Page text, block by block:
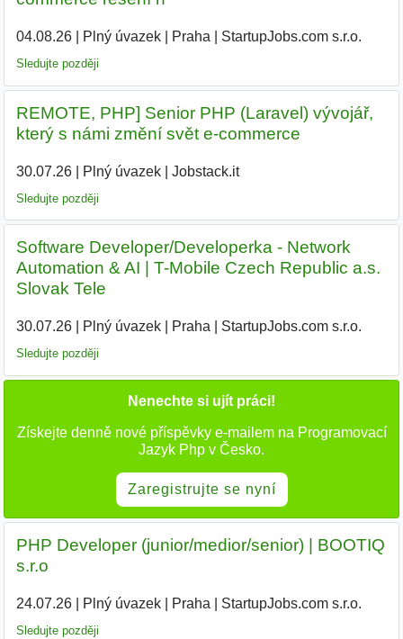
04.08.26| Plný úvazek| Praha StartupJobs.com s.r.o.
Sledujte později
REMOTE, PHP] Senior PHP (Laravel) vývojář,
který s námi změní svět e-commerce
30.07.26| Plný úvazek| Jobstack.it|
Sledujte později
Software Developer/Developerka - Network
Automation & AI | T-Mobile Czech Republic a.s.
Slovak Tele
30.07.26| Plný úvazek| Praha StartupJobs.com s.r.o.
Sledujte později
Nenechte si ujít práci!
Získejte denně nové příspěvky e-mailem na Programovací
Jazyk Php v Česko.
Zaregistrujte se nyní
PHP Developer (junior/medior/senior) | BOOTIQ
s.r.o
24.07.26| Plný úvazek| Praha StartupJobs.com s.r.o.
Sledujte později